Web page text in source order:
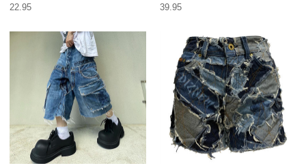
22.95
39.95